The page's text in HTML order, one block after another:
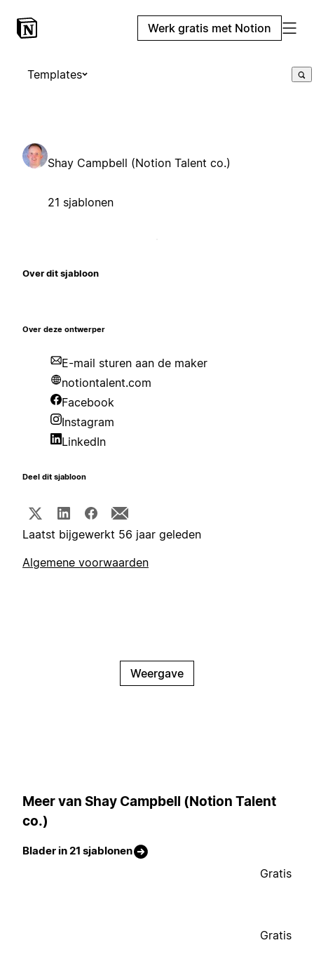
Werk gratis met Notion
Templates
Shay Campbell (Notion Talent co.)
21 sjablonen
Over dit sjabloon
Over deze ontwerper
E-mail sturen aan de maker
notiontalent.com
Facebook
Instagram
LinkedIn
Deel dit sjabloon
Laatst bijgewerkt 56 jaar geleden
Algemene voorwaarden
Weergave
Meer van Shay Campbell (Notion Talent
co.)
Blader in 21 sjablonen
Gratis
Gratis